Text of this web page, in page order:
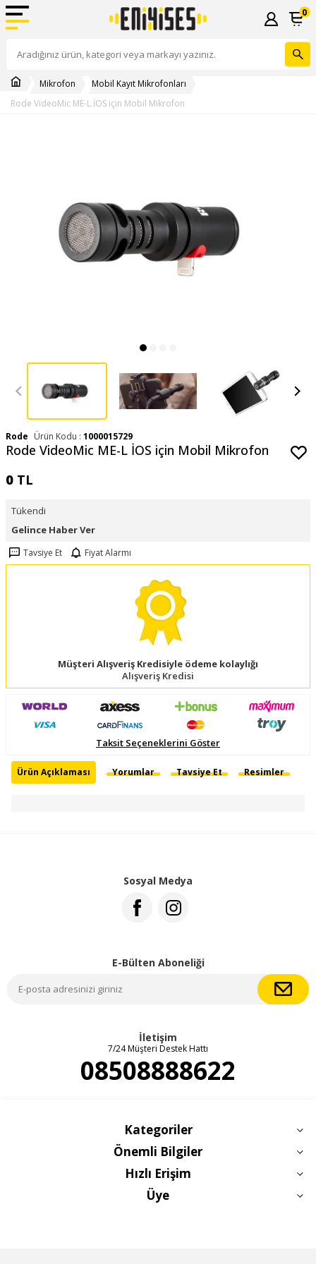
0
Mikrofon
Mobil Kayıt Mikrofonları
Rode VideoMic ME-L İOS için Mobil Mikrofon
Rode Ürün Kodu : 1000015729
Rode VideoMic ME-L İOS için Mobil Mikrofon
0 TL
Tükendi
Gelince Haber Ver
Tavsiye Et Fiyat Alarmı
Müşteri Alışveriş Kredisiyle ödeme kolaylığı
Alışveriş Kredisi
Taksit Seçeneklerini Göster
Ürün Açıklaması Yorumlar Tavsiye Et Resimler
Sosyal Medya
E-Bülten Aboneliği
İletişim
7/24 Müşteri Destek Hattı
08508888622
Kategoriler
Önemli Bilgiler
Hızlı Erişim
Üye